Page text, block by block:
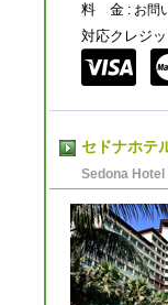
料 金 : お問
対応クレジ
セドナホテ
Sedona Hotel